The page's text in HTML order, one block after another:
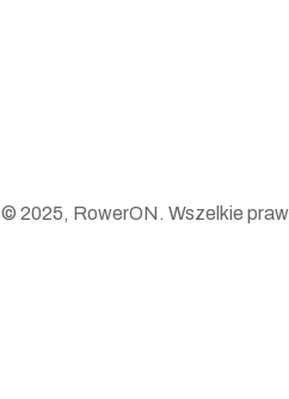
© 2025, RowerON. Wszelkie